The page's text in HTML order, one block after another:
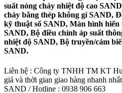
suất nóng chảy nhiệt độ cao
chảy bằng thép không gỉ SAND,
kỹ thuật số SAND, Màn hình hiển
SAND, Bộ điều chỉnh áp suất
nhiệt độ SAND, Bộ truyền/cảm
SAND.
Liên hệ : Công ty TNHH TM KT
giá và thời gian giao hàng nhanh
SAND / Hotline : 0938 906 663